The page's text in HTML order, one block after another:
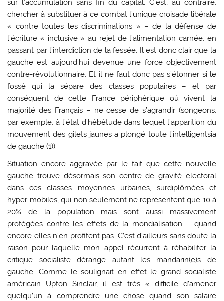
sur l’accumulation sans fin du capital. C’est, au contraire,
chercher à substituer à ce combat l’unique croisade libérale
« contre toutes les discriminations » – de la défense de
l’écriture « inclusive » au rejet de l’alimentation carnée, en
passant par l’interdiction de la fessée. Il est donc clair que la
gauche est aujourd’hui devenue une force objectivement
contre-révolutionnaire. Et il ne faut donc pas s’étonner si le
fossé qui la sépare des classes populaires – et par
conséquent de cette France périphérique où vivent la
majorité des Français – ne cesse de s’agrandir (songeons,
par exemple, à l’état d’hébétude dans lequel l’apparition du
mouvement des gilets jaunes a plongé toute l’intelligentsia
de gauche (1)).
Situation encore aggravée par le fait que cette nouvelle
gauche trouve désormais son centre de gravité électoral
dans ces classes moyennes urbaines, surdiplômées et
hyper-mobiles, qui non seulement ne représentent que 10 à
20% de la population mais sont aussi massivement
protégées contre les effets de la mondialisation – quand
encore elles n’en profitent pas. C’est d’ailleurs sans doute la
raison pour laquelle mon appel récurrent à réhabiliter la
critique socialiste dérange autant les mandarin(e)s de
gauche. Comme le soulignait en effet le grand socialiste
américain Upton Sinclair, il est très « difficile d’amener
quelqu’un à comprendre une chose quand son salaire